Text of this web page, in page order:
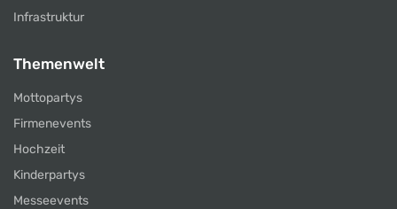
Infrastruktur
Themenwelt
Mottopartys
Firmenevents
Hochzeit
Kinderpartys
Messeevents